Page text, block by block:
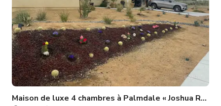
Maison de luxe 4 chambres à Palmdale « Joshua Ranch